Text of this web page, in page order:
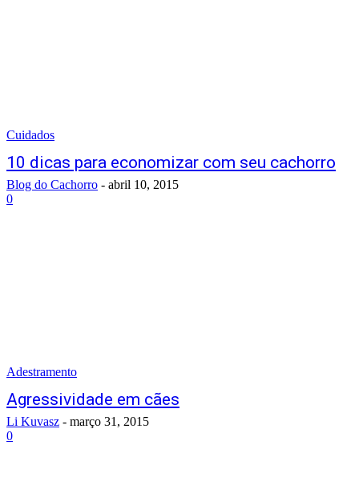
Cuidados
10 dicas para economizar com seu cachorro
Blog do Cachorro - abril 10, 2015
0
Adestramento
Agressividade em cães
Li Kuvasz - março 31, 2015
0